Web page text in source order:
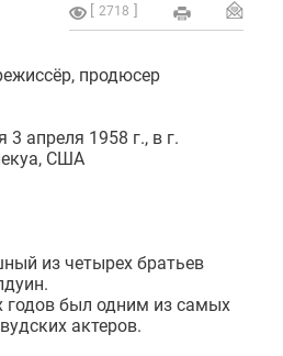
2718
продюсер
3 апреля 1958 г., в г.
США
из четырех братьев
годов был одним из самых
актеров.